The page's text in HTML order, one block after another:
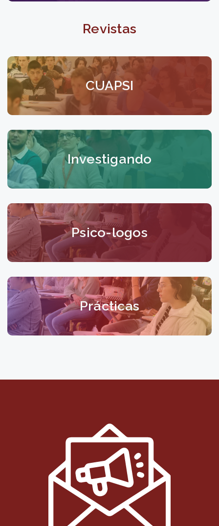
Revistas
CUAPSI
Investigando
Psico-logos
Prácticas